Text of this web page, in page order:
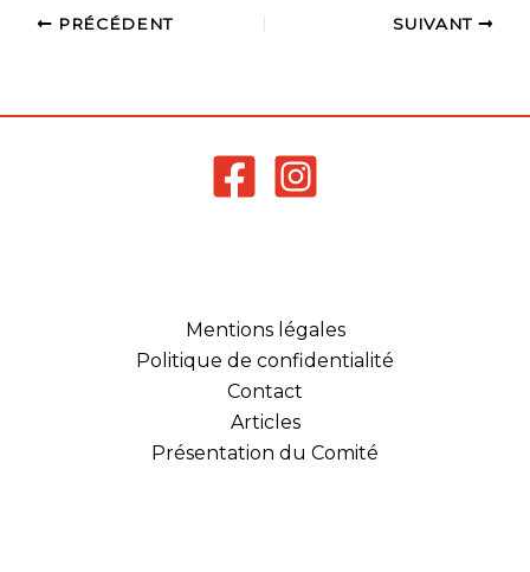
PRÉCÉDENT SUIVANT
Mentions légales
Politique de confidentialité
Contact
Articles
Présentation du Comité